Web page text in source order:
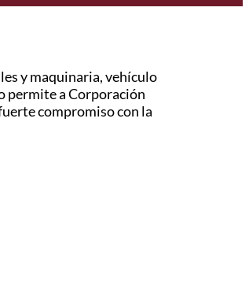
y maquinaria, vehículo
permite a Corporación
compromiso con la